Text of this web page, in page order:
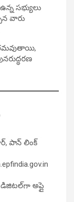
సభ్యులు
వారు
పాన్ లింక్
అప్లై